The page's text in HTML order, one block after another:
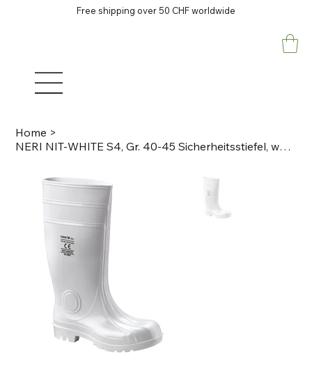
Free shipping over 50 CHF worldwide
Home >
NERI NIT-WHITE S4, Gr. 40-45 Sicherheitsstiefel, weiss PVC, Nitrilkautschuk